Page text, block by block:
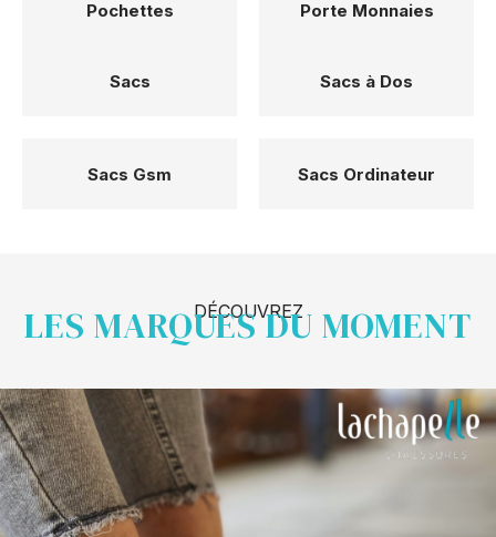
Pochettes Porte Monnaies
Sacs Sacs à Dos
Sacs Gsm Sacs Ordinateur
DÉCOUVREZ
LES MARQUES DU MOMENT